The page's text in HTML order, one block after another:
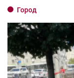
Город